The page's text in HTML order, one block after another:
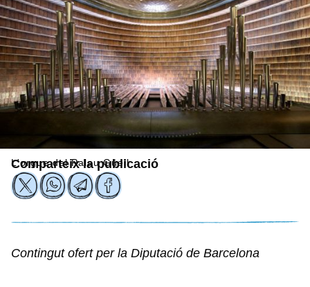
L'orgue del Palau Güell
Comparteix la publicació
Contingut ofert per la Diputació de Barcelona